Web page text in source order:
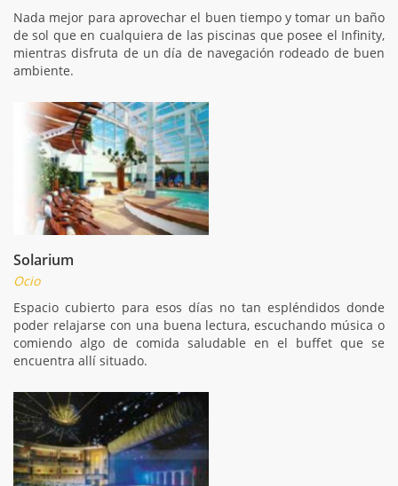
Nada mejor para aprovechar el buen tiempo y tomar un baño
de sol que en cualquiera de las piscinas que posee el Infinity,
mientras disfruta de un día de navegación rodeado de buen
ambiente.
Solarium
Ocio
Espacio cubierto para esos días no tan espléndidos donde
poder relajarse con una buena lectura, escuchando música o
comiendo algo de comida saludable en el buffet que se
encuentra allí situado.